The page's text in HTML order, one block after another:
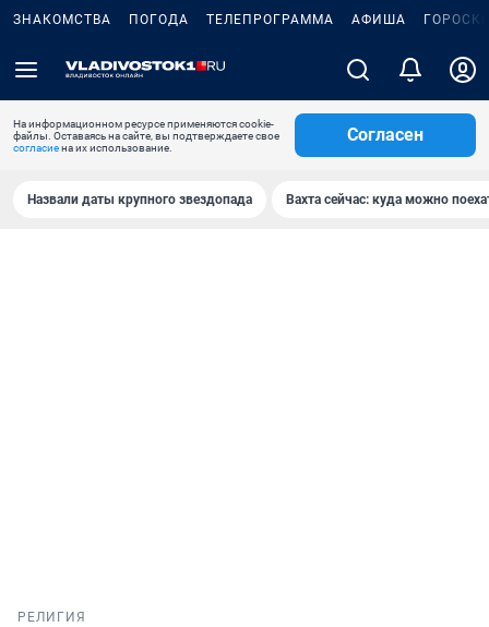
ЗНАКОМСТВА ПОГОДА ТЕЛЕПРОГРАММА АФИША
На информационном ресурсе применяются cookie-
файлы. Оставаясь на сайте, вы подтверждаете свое
согласиена их использование.
Согласен
Назвали даты крупного звездопада Вахта сейчас: куда можно
РЕЛИГИЯ